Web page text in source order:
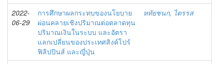
2022-
06-29
การศึกษาผลกระทบของนโยบาย
ผ่อนคลายเชิงปริมาณต่อตลาดทุน
ปริมาณเงินในระบบ และอัตรา
แลกเปลี่ยนของประเทศสิงค์โปร์
ฟิลิปปินส์ และญี่ปุ่น
หทัยชนก, ไตรรส